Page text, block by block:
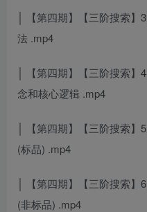
│ 【第四期】【三阶搜索】
法 .mp4
│ 【第四期】【三阶搜索】
念和核心逻辑 .mp4
│ 【第四期】【三阶搜索】
(标品) .mp4
│ 【第四期】【三阶搜索】
(非标品) .mp4